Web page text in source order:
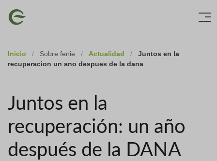
Imagen
Inicio / Sobre fenie / Actualidad /
Juntos en la
recuperacion un ano despues de la dana
Juntos en la
recuperación: un año
después de la DANA